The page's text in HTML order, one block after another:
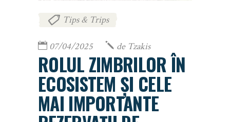
Tips & Trips
07/04/2025 de Tzakis
ROLUL ZIMBRILOR ÎN
ECOSISTEM ȘI CELE
MAI IMPORTANTE